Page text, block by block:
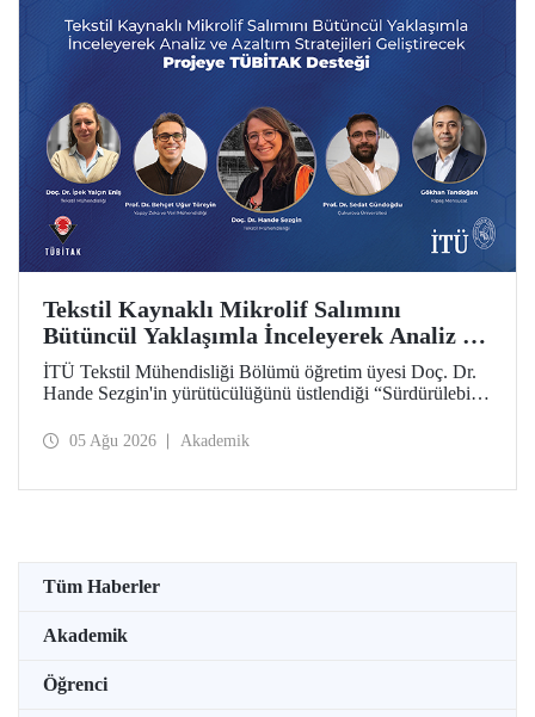
Tekstil Kaynaklı Mikrolif Salımını
Bütüncül Yaklaşımla İnceleyerek Analiz ve
Azaltım Stratejileri Geliştirecek Projeye
TÜBİTAK Desteği
İTÜ Tekstil Mühendisliği Bölümü öğretim üyesi Doç. Dr.
Hande Sezgin'in yürütücülüğünü üstlendiği “Sürdürülebilir
Koşullarına Bağlı Mikrolif Salımı: Aşınma, UV Maruziyeti
05 Ağu 2026 Akademik
Tüm Haberler
Akademik
Öğrenci